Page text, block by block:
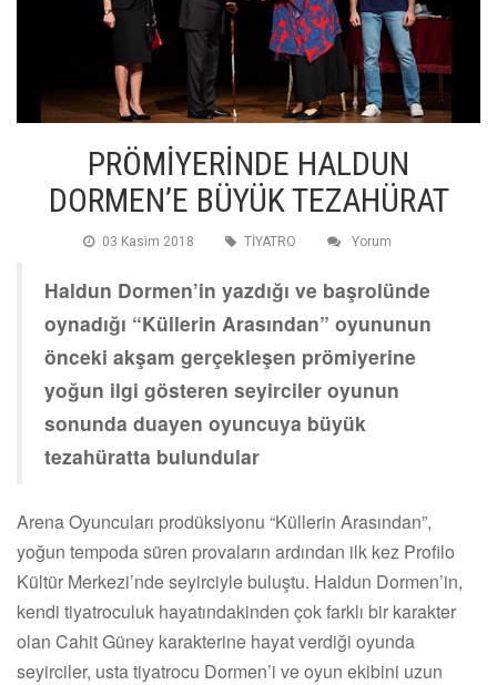
PRÖMİYERİNDE HALDUN
DORMEN’E BÜYÜK TEZAHÜRAT
03 Kasim 2018 TİYATRO Yorum
Haldun Dormen’in yazdığı ve başrolünde
oynadığı “Küllerin Arasından” oyununun
önceki akşam gerçekleşen prömiyerine
yoğun ilgi gösteren seyirciler oyunun
sonunda duayen oyuncuya büyük
tezahüratta bulundular
Arena Oyuncuları prodüksiyonu “Küllerin Arasından”,
yoğun tempoda süren provaların ardından ilk kez Profilo
Kültür Merkezi’nde seyirciyle buluştu. Haldun Dormen’in,
kendi tiyatroculuk hayatındakinden çok farklı bir karakter
olan Cahit Güney karakterine hayat verdiği oyunda
seyirciler, usta tiyatrocu Dormen’i ve oyun ekibini uzun